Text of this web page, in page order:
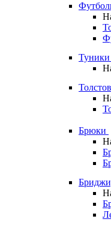
Туники
Брюки